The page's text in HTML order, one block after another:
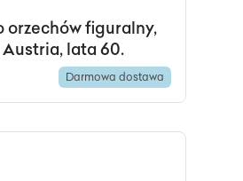
orzechów figuralny,
lata 60.
Darmowa dostawa